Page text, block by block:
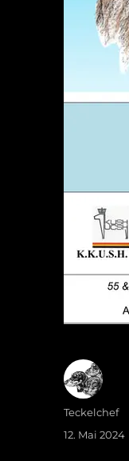
Autor
Teckelchef
Veröffentlicht
12. Mai 2024